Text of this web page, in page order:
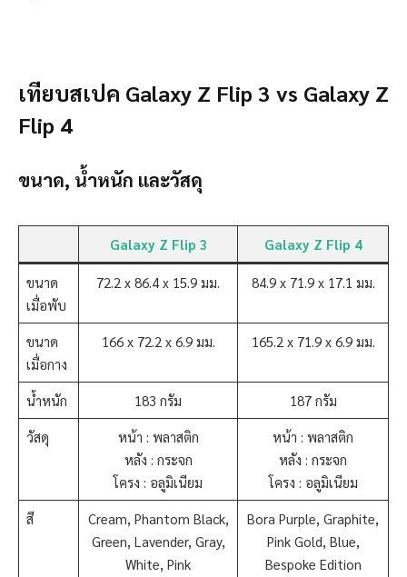
เทียบสเปค Galaxy Z Flip 3 vs Galaxy Z
Flip 4
ขนาด, น้ำหนัก และวัสดุ
Galaxy Z Flip 3 Galaxy Z Flip 4
ขนาด
เมื่อพับ
72.2 x 86.4 x 15.9 มม. 84.9 x 71.9 x 17.1 มม.
ขนาด
เมื่อกาง
166 x 72.2 x 6.9 มม. 165.2 x 71.9 x 6.9 มม.
น้ำหนัก 183 กรัม 187 กรัม
วัสดุ
หน้า : พลาสติก
หลัง : กระจก
โครง : อลูมิเนียม
หน้า : พลาสติก
หลัง : กระจก
โครง : อลูมิเนียม
สี
Cream, Phantom Black,
Green, Lavender, Gray,
White, Pink
Bora Purple, Graphite,
Pink Gold, Blue,
Bespoke Edition